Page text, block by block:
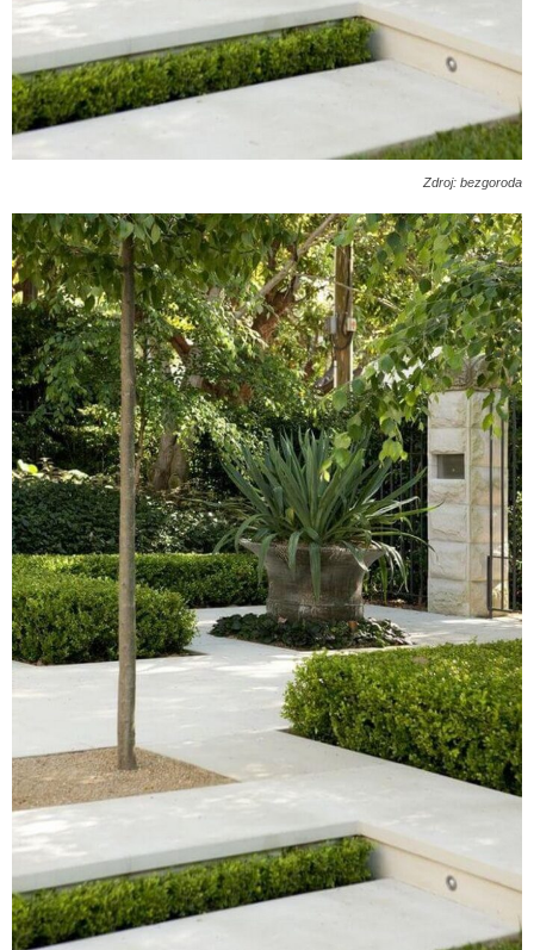
Zdroj: bezgoroda